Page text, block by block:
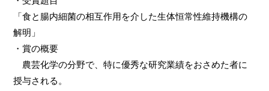
「食と腸内細菌の相互作用を介した生体恒常性維持機構の
解明」
・賞の概要
農芸化学の分野で、特に優秀な研究業績をおさめた者に
授与される。